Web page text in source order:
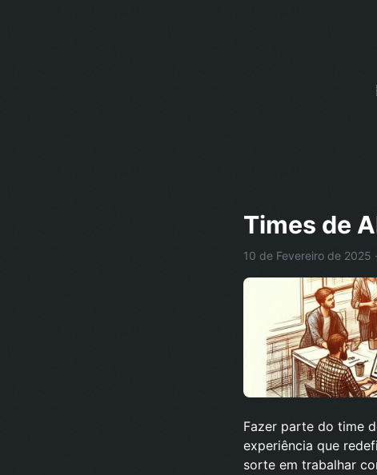
Times de
10 de Fevereiro de 2025
Fazer parte do time
experiência que
sorte em trabalhar